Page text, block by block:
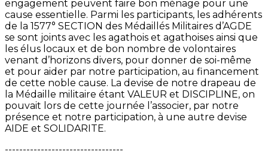
engagement peuvent faire bon ménage pour une
cause essentielle. Parmi les participants, les adhérents
de la 1577° SECTION des Médaillés Militaires d’AGDE
se sont joints avec les agathois et agathoises ainsi que
les élus locaux et de bon nombre de volontaires
venant d’horizons divers, pour donner de soi-même
et pour aider par notre participation, au financement
de cette noble cause. La devise de notre drapeau de
la Médaille militaire étant VALEUR et DISCIPLINE, on
pouvait lors de cette journée l’associer, par notre
présence et notre participation, à une autre devise
AIDE et SOLIDARITE.
---------------------------------